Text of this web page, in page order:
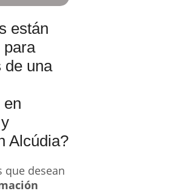
están
para
de una
en
Alcúdia?
que desean